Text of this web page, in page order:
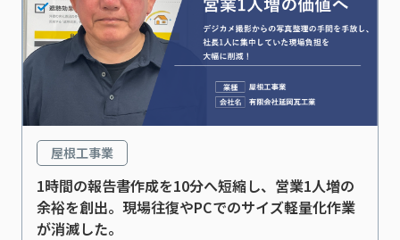
屋根工事業
1時間の報告書作成を10分へ短縮し、営業1人増の
余裕を創出。​現場往復やPCでのサイズ軽量化作業
が消滅した。